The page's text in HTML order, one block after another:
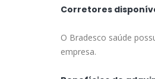
Corretores
O Bradesco saúde
empresa.